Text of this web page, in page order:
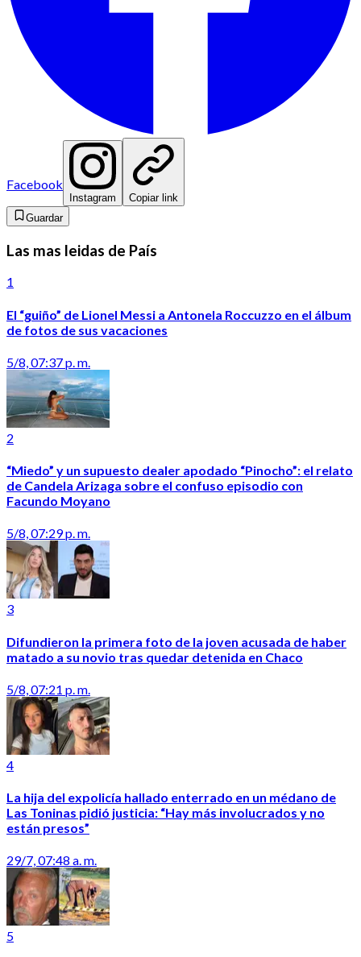
Facebook
Instagram
Copiar link
Guardar
Las mas leidas de País
1
El “guiño” de Lionel Messi a Antonela Roccuzzo en el álbum
de fotos de sus vacaciones
5/8, 07:37 p. m.
2
“Miedo” y un supuesto dealer apodado “Pinocho”: el relato
de Candela Arizaga sobre el confuso episodio con
Facundo Moyano
5/8, 07:29 p. m.
3
Difundieron la primera foto de la joven acusada de haber
matado a su novio tras quedar detenida en Chaco
5/8, 07:21 p. m.
4
La hija del expolicía hallado enterrado en un médano de
Las Toninas pidió justicia: “Hay más involucrados y no
están presos”
29/7, 07:48 a. m.
5